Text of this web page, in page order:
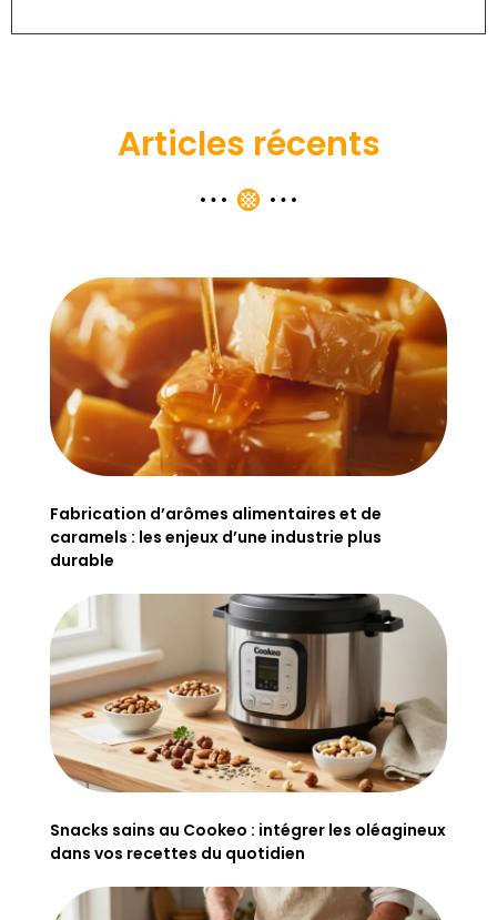
Articles récents
Fabrication d’arômes alimentaires et de
caramels : les enjeux d’une industrie plus
durable
Snacks sains au Cookeo : intégrer les oléagineux
dans vos recettes du quotidien